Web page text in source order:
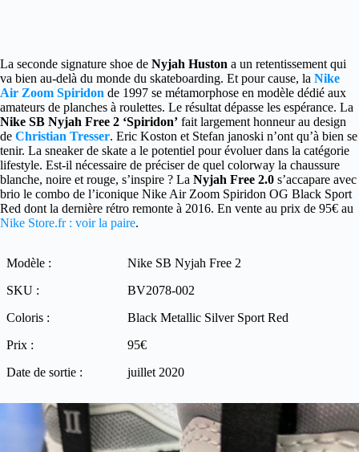
La seconde signature shoe de Nyjah Huston a un retentissement qui
va bien au-delà du monde du skateboarding. Et pour cause, la Nike
Air Zoom Spiridon de 1997 se métamorphose en modèle dédié aux
amateurs de planches à roulettes. Le résultat dépasse les espérance. La
Nike SB Nyjah Free 2 ‘Spiridon’ fait largement honneur au design
de Christian Tresser. Eric Koston et Stefan janoski n’ont qu’à bien se
tenir. La sneaker de skate a le potentiel pour évoluer dans la catégorie
lifestyle. Est-il nécessaire de préciser de quel colorway la chaussure
blanche, noire et rouge, s’inspire ? La Nyjah Free 2.0 s’accapare avec
brio le combo de l’iconique Nike Air Zoom Spiridon OG Black Sport
Red dont la dernière rétro remonte à 2016. En vente au prix de 95€ au
Nike Store.fr : voir la paire.
Modèle :
Nike SB Nyjah Free 2
SKU :
BV2078-002
Coloris :
Black Metallic Silver Sport Red
Prix :
95€
Date de sortie :
juillet 2020